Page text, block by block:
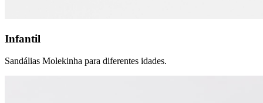
Infantil
Sandálias Molekinha para diferentes idades.